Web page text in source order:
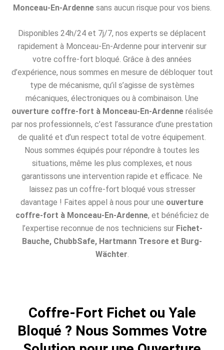
Monceau-En-Ardennesans aucun risque pour vos biens.
Disponibles 24h/24 et 7j/7, nos experts se déplacent
rapidement à Monceau-En-Ardenne pour intervenir sur
votre coffre-fort bloqué. Grâce à des années
d’expérience, nous sommes en mesure de débloquer tout
type de mécanisme, qu’il s’agisse de systèmes
mécaniques, électroniques ou à combinaison. Une
ouverture coffre-fort à Monceau-En-Ardenneréalisée
par nos professionnels, c’est l’assurance d’une prestation
de qualité et d’un respect total de votre équipement.
Nous sommes équipés pour répondre à toutes les
situations, même les plus complexes, et nous
garantissons une intervention rapide et efficace. Ne
laissez pas un coffre-fort bloqué vous stresser
davantage ! Faites appel à nous pour une ouverture
coffre-fort à Monceau-En-Ardenne, et bénéficiez de
l’expertise reconnue de nos techniciens sur Fichet-
Bauche, ChubbSafe, Hartmann Tresore et Burg-
Wächter.
Coffre-Fort Fichet ou Yale
Bloqué ? Nous Sommes Votre